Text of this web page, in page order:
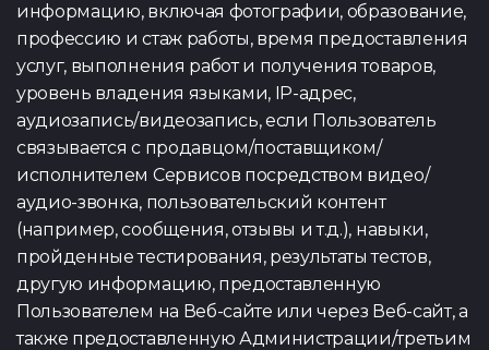
информацию, включая фотографии, образование,
профессию и стаж работы, время предоставления
услуг, выполнения работ и получения товаров,
уровень владения языками, IP-адрес,
аудиозапись/видеозапись, если Пользователь
связывается с продавцом/поставщиком/
исполнителем Сервисов посредством видео/
аудио-звонка, пользовательский контент
(например, сообщения, отзывы и т.д.), навыки,
пройденные тестирования, результаты тестов,
другую информацию, предоставленную
Пользователем на Веб-сайте или через Веб-сайт, а
также предоставленную Администрации/третьим